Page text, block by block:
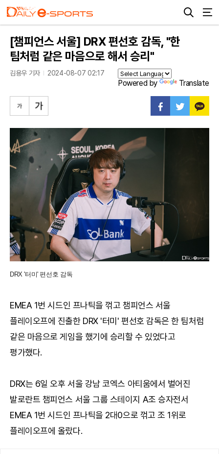
[챔피언스 서울] DRX 편선호 감독, "한
팀처럼 같은 마음으로 해서 승리"
김용우 기자 2024-08-07 02:17
Powered by Translate
DRX '터미' 편선호 감독
EMEA 1번 시드인 프나틱을 꺾고 챔피언스 서울
플레이오프에 진출한 DRX '터미' 편선호 감독은 한 팀처럼
같은 마음으로 게임을 했기에 승리할 수 있었다고
평가했다.
DRX는 6일 오후 서울 강남 코엑스 아티움에서 벌어진
발로란트 챔피언스 서울 그룹 스테이지 A조 승자전서
EMEA 1번 시드인 프나틱을 2대0으로 꺾고 조 1위로
플레이오프에 올랐다.